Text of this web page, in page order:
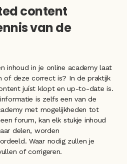
content
van de
inhoud in je online academy laat
of deze correct is? In de praktijk
juíst klopt en up-to-date is.
is zelfs een van de
met mogelijkheden tot
forum, kan elk stukje inhoud
delen, worden
Waar nodig zullen je
of corrigeren.